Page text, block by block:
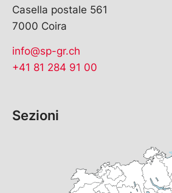
Casella postale 561
7000 Coira
info@sp-gr.ch
+41 81 284 91 00
Sezioni